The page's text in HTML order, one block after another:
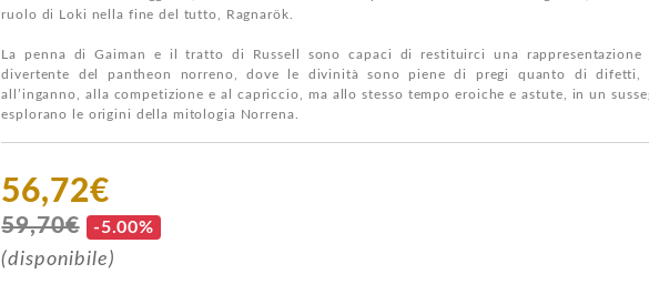
ruolo di Loki nella fine del tutto, Ragnarök.
La penna di Gaiman e il tratto di Russell sono capaci di restituirci una rappresentazione
divertente del pantheon norreno, dove le divinità sono piene di pregi quanto di difetti,
all’inganno, alla competizione e al capriccio, ma allo stesso tempo eroiche e astute, in un
esplorano le origini della mitologia Norrena.
56,72€
59,70€ -5.00%
(disponibile)